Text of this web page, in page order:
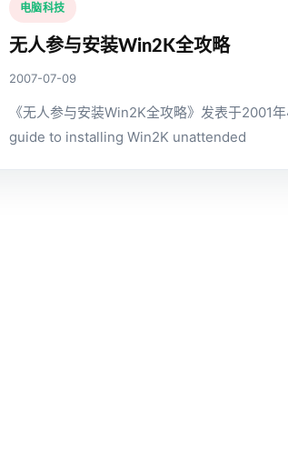
电脑科技
无人参与安装Win2K全攻略
2007-07-09
《无人参与安装Win2K全攻略》发表于2001
guide to installing Win2K unattended